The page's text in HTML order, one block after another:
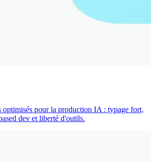
pour la production IA : typage fort,
dev et liberté d'outils.